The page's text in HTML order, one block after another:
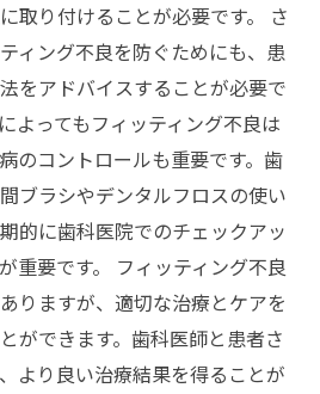
取り付けることが必要です。 さ
ィング不良を防ぐためにも、患
をアドバイスすることが必要で
よってもフィッティング不良は
のコントロールも重要です。歯
ブラシやデンタルフロスの使い
的に歯科医院でのチェックアッ
重要です。 フィッティング不良
りますが、適切な治療とケアを
ができます。歯科医師と患者さ
より良い治療結果を得ることが